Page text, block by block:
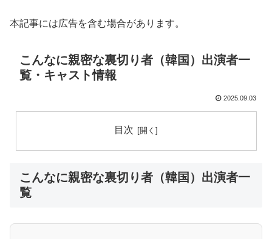
本記事には広告を含む場合があります。
こんなに親密な裏切り者（韓国）出演者一
覧・キャスト情報
2025.09.03
目次
こんなに親密な裏切り者（韓国）出演者一
覧